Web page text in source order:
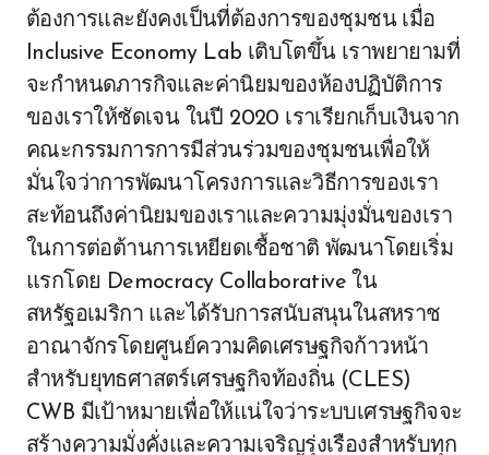
ต้องการและยังคงเป็นที่ต้องการของชุมชน เมื่อ
Inclusive Economy Lab เติบโตขึ้น เราพยายามที่
จะกำหนดภารกิจและค่านิยมของห้องปฏิบัติการ
ของเราให้ชัดเจน ในปี 2020 เราเรียกเก็บเงินจาก
คณะกรรมการการมีส่วนร่วมของชุมชนเพื่อให้
มั่นใจว่าการพัฒนาโครงการและวิธีการของเรา
สะท้อนถึงค่านิยมของเราและความมุ่งมั่นของเรา
ในการต่อต้านการเหยียดเชื้อชาติ พัฒนาโดยเริ่ม
แรกโดย Democracy Collaborative ใน
สหรัฐอเมริกา และได้รับการสนับสนุนในสหราช
อาณาจักรโดยศูนย์ความคิดเศรษฐกิจก้าวหน้า
สำหรับยุทธศาสตร์เศรษฐกิจท้องถิ่น (CLES)
CWB มีเป้าหมายเพื่อให้แน่ใจว่าระบบเศรษฐกิจจะ
สร้างความมั่งคั่งและความเจริญรุ่งเรืองสำหรับทุก